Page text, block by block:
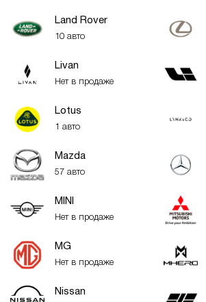
Land Rover
10 авто
Livan
Нет в продаже
Lotus
1 авто
Mazda
57 авто
MINI
Нет в продаже
MG
Нет в продаже
Nissan